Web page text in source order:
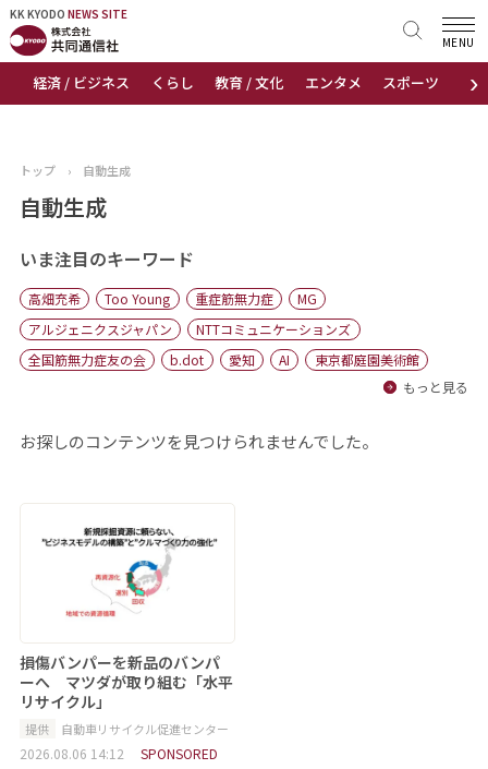
KK KYODO NEWS SITE
›
経済 / ビジネス くらし 教育 / 文化 エンタメ スポーツ 地域
MENU
KK KYODONEWS SITE
トップページ
ニュース
おすすめコンテンツ
出版物
会社概要
トップ › 自動生成
自動生成
いま注目のキーワード
高畑充希 Too Young 重症筋無力症
MG
アルジェニクスジャパン
NTTコミュニケーションズ
全国筋無力症友の会
b.dot 愛知 AI
東京都庭園美術館
もっと見る
お探しのコンテンツを見つけられませんでした。
損傷バンパーを新品のバンパ
ーへ マツダが取り組む「水平
リサイクル」
提供 自動車リサイクル促進センター
2026.08.06 14:12
SPONSORED